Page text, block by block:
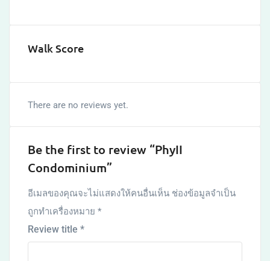
Walk Score
There are no reviews yet.
Be the first to review “PhyII
Condominium”
อีเมลของคุณจะไม่แสดงให้คนอื่นเห็น ช่องข้อมูลจำเป็น
ถูกทำเครื่องหมาย *
Review title *